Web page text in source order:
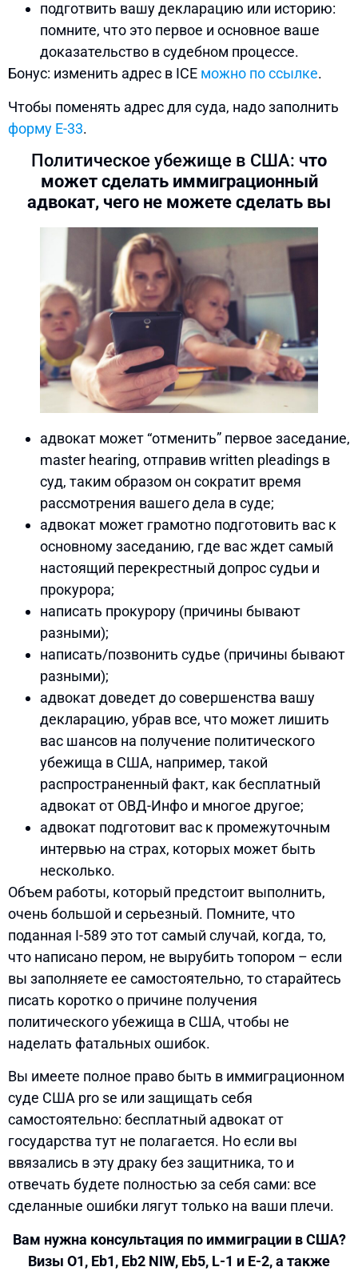
подготвить вашу декларацию или историю:
помните, что это первое и основное ваше
доказательство в судебном процессе.
Бонус: изменить адрес в ICE можно по ссылке.
Чтобы поменять адрес для суда, надо заполнить
форму E-33.
Политическое убежище в США: что
может сделать иммиграционный
адвокат, чего не можете сделать вы
адвокат может “отменить” первое заседание,
master hearing, отправив written pleadings в
суд, таким образом он сократит время
рассмотрения вашего дела в суде;
адвокат может грамотно подготовить вас к
основному заседанию, где вас ждет самый
настоящий перекрестный допрос судьи и
прокурора;
написать прокурору (причины бывают
разными);
написать/позвонить судье (причины бывают
разными);
адвокат доведет до совершенства вашу
декларацию, убрав все, что может лишить
вас шансов на получение политического
убежища в США, например, такой
распространенный факт, как бесплатный
адвокат от ОВД-Инфо и многое другое;
адвокат подготовит вас к промежуточным
интервью на страх, которых может быть
несколько.
Объем работы, который предстоит выполнить,
очень большой и серьезный. Помните, что
поданная I-589 это тот самый случай, когда, то,
что написано пером, не вырубить топором – если
вы заполняете ее самостоятельно, то старайтесь
писать коротко о причине получения
политического убежища в США, чтобы не
наделать фатальных ошибок.
Вы имеете полное право быть в иммиграционном
суде США pro se или защищать себя
самостоятельно: бесплатный адвокат от
государства тут не полагается. Но если вы
ввязались в эту драку без защитника, то и
отвечать будете полностью за себя сами: все
сделанные ошибки лягут только на ваши плечи.
Вам нужна консультация по иммиграции в США?
Визы О1, Eb1, Eb2 NIW, Eb5, L-1 и E-2, а также